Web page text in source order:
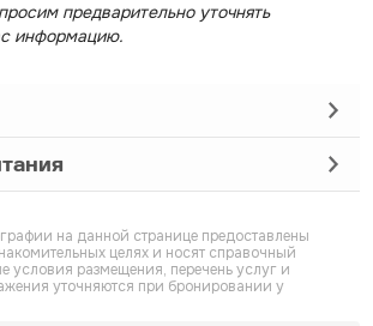
предварительно уточнять
информацию.
на данной странице предоставлены
целях и носят справочный
условия размещения, перечень услуг и
уточняются при бронировании у